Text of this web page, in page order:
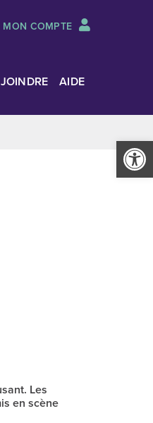
Ouvrir
MON COMPTE
AIDE
Les
en scène